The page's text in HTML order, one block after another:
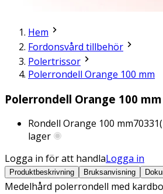
Hem
Fordonsvård tillbehör
Polertrissor
Polerrondell Orange 100 mm
Polerrondell Orange 100 mm
Rondell Orange 100 mm70331(
lager
Logga in för att handlaLogga in
Produktbeskrivning Bruksanvisning
Medelhård polerrondell med